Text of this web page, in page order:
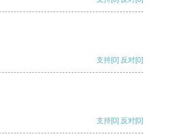
支持[0] 反对[0]
支持[0] 反对[0]